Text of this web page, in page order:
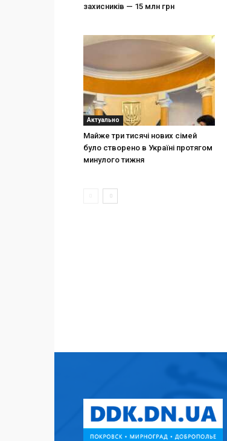
захисників — 15 млн грн
Актуально
Майже три тисячі нових сімей
було створено в Україні протягом
минулого тижня